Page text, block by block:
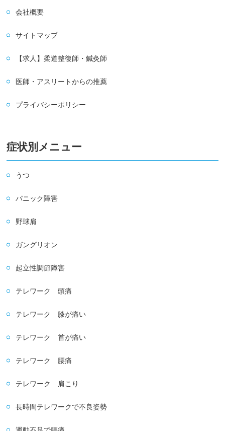
会社概要
サイトマップ
【求人】柔道整復師・鍼灸師
医師・アスリートからの推薦
プライバシーポリシー
症状別メニュー
うつ
パニック障害
野球肩
ガングリオン
起立性調節障害
テレワーク 頭痛
テレワーク 膝が痛い
テレワーク 首が痛い
テレワーク 腰痛
テレワーク 肩こり
長時間テレワークで不良姿勢